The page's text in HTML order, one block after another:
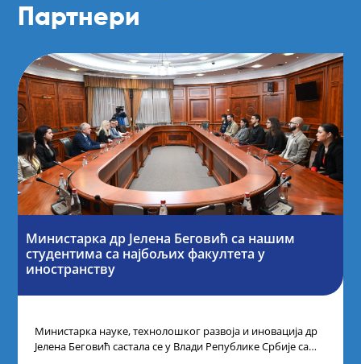
Партнери
Министарка др Јелена Беговић са нашим
студентима са најбољих факултета у
иностранству
Министарка науке, технолошког развоја и иновација др
Јелена Беговић састала се у Влади Републике Србије са